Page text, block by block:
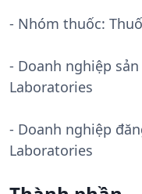
- Nhóm thuốc:
- Doanh nghiệp
Laboratories
- Doanh nghiệp
Laboratories